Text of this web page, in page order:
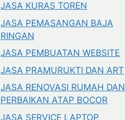
JASA KURAS TOREN
JASA PEMASANGAN BAJA
RINGAN
JASA PEMBUATAN WEBSITE
JASA PRAMURUKTI DAN ART
JASA RENOVASI RUMAH DAN
PERBAIKAN ATAP BOCOR
JASA SERVICE LAPTOP